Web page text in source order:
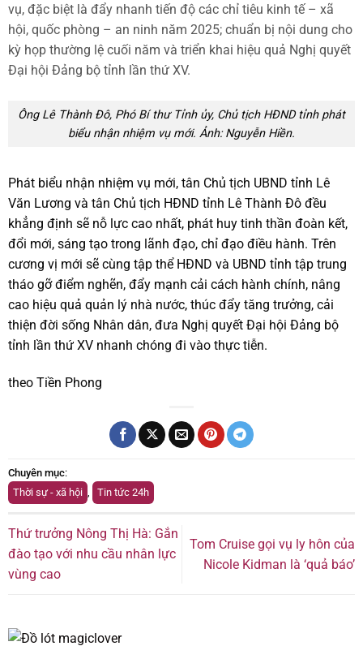
vụ, đặc biệt là đẩy nhanh tiến độ các chỉ tiêu kinh tế – xã
hội, quốc phòng – an ninh năm 2025; chuẩn bị nội dung cho
kỳ họp thường lệ cuối năm và triển khai hiệu quả Nghị quyết
Đại hội Đảng bộ tỉnh lần thứ XV.
Ông Lê Thành Đô, Phó Bí thư Tỉnh ủy, Chủ tịch HĐND tỉnh phát
biểu nhận nhiệm vụ mới. Ảnh: Nguyễn Hiền.
Phát biểu nhận nhiệm vụ mới, tân Chủ tịch UBND tỉnh Lê
Văn Lương và tân Chủ tịch HĐND tỉnh Lê Thành Đô đều
khẳng định sẽ nỗ lực cao nhất, phát huy tinh thần đoàn kết,
đổi mới, sáng tạo trong lãnh đạo, chỉ đạo điều hành. Trên
cương vị mới sẽ cùng tập thể HĐND và UBND tỉnh tập trung
tháo gỡ điểm nghẽn, đẩy mạnh cải cách hành chính, nâng
cao hiệu quả quản lý nhà nước, thúc đẩy tăng trưởng, cải
thiện đời sống Nhân dân, đưa Nghị quyết Đại hội Đảng bộ
tỉnh lần thứ XV nhanh chóng đi vào thực tiễn.
theo Tiền Phong
Chuyên mục:
Thời sự - xã hội
Tin tức 24h
Thứ trưởng Nông Thị Hà: Gắn
đào tạo với nhu cầu nhân lực
vùng cao
Tom Cruise gọi vụ ly hôn của
Nicole Kidman là ‘quả báo’